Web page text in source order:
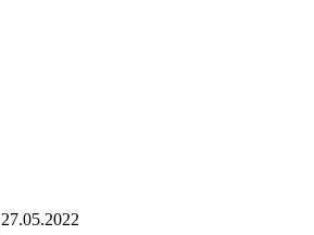
27.05.2022